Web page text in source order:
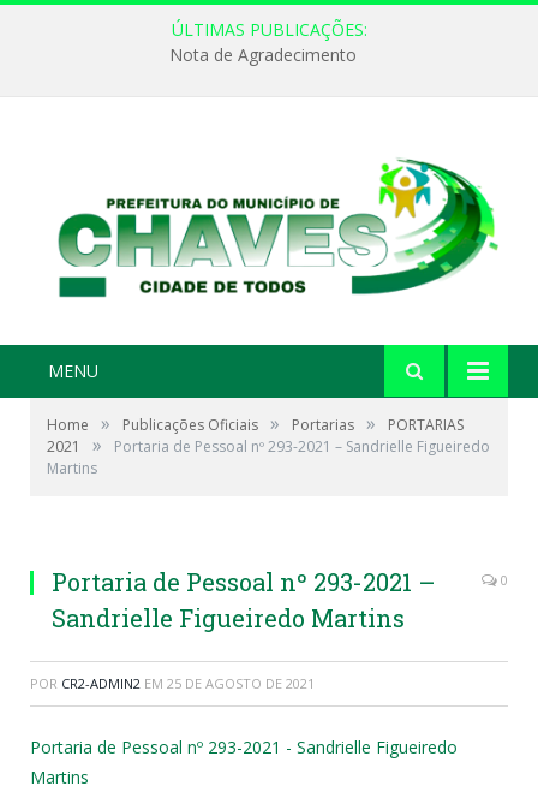
ÚLTIMAS PUBLICAÇÕES:
Nota de Agradecimento
MENU
Home » Publicações Oficiais » Portarias »
PORTARIAS
2021
»
Portaria de Pessoal nº 293-2021 – Sandrielle Figueiredo
Martins
Portaria de Pessoal nº 293-2021 –
Sandrielle Figueiredo Martins
0
POR CR2-ADMIN2 EM 25 DE AGOSTO DE 2021
Portaria de Pessoal nº 293-2021 - Sandrielle Figueiredo
Martins